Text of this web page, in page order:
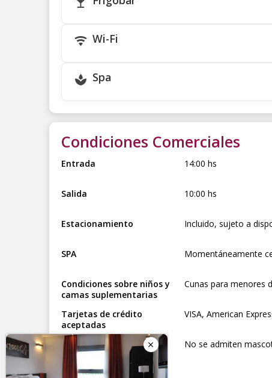
Wi-Fi
Spa
Condiciones Comerciales
Entrada 14:00 hs
Salida 10:00 hs
Estacionamiento Incluido, sujeto a
SPA Momentáneamente
Condiciones sobre niños y
camas suplementarias
Cunas para menores
Tarjetas de crédito
aceptadas
VISA, American
Política de Mascotas No se admiten